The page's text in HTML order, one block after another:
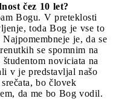
čez 10 let?
Bogu. V preteklosti
toda Bog je vse to
je, da se
se spomnim na
noviciata na
v je predstavljal našo
bo človek
da me bo Bog vodil.